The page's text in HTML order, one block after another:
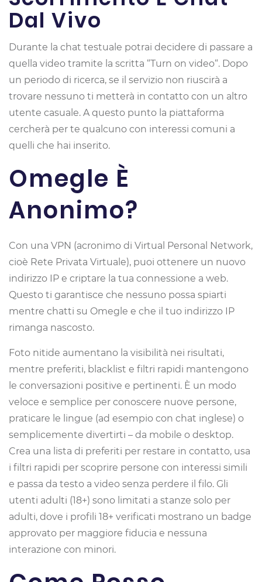
Dal Vivo
Durante la chat testuale potrai decidere di passare a
quella video tramite la scritta “Turn on video“. Dopo
un periodo di ricerca, se il servizio non riuscirà a
trovare nessuno ti metterà in contatto con un altro
utente casuale. A questo punto la piattaforma
cercherà per te qualcuno con interessi comuni a
quelli che hai inserito.
Omegle È
Anonimo?
Con una VPN (acronimo di Virtual Personal Network,
cioè Rete Privata Virtuale), puoi ottenere un nuovo
indirizzo IP e criptare la tua connessione a web.
Questo ti garantisce che nessuno possa spiarti
mentre chatti su Omegle e che il tuo indirizzo IP
rimanga nascosto.
Foto nitide aumentano la visibilità nei risultati,
mentre preferiti, blacklist e filtri rapidi mantengono
le conversazioni positive e pertinenti. È un modo
veloce e semplice per conoscere nuove persone,
praticare le lingue (ad esempio con chat inglese) o
semplicemente divertirti – da mobile o desktop.
Crea una lista di preferiti per restare in contatto, usa
i filtri rapidi per scoprire persone con interessi simili
e passa da testo a video senza perdere il filo. Gli
utenti adulti (18+) sono limitati a stanze solo per
adulti, dove i profili 18+ verificati mostrano un badge
approvato per maggiore fiducia e nessuna
interazione con minori.